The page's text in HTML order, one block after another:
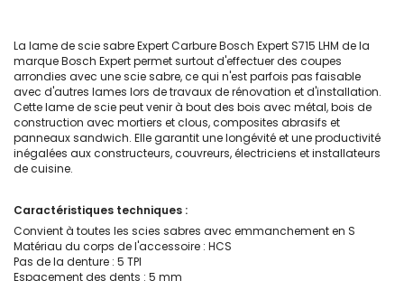
La lame de scie sabre Expert Carbure Bosch Expert S715 LHM de la
marque Bosch Expert permet surtout d'effectuer des coupes
arrondies avec une scie sabre, ce qui n'est parfois pas faisable
avec d'autres lames lors de travaux de rénovation et d'installation.
Cette lame de scie peut venir à bout des bois avec métal, bois de
construction avec mortiers et clous, composites abrasifs et
panneaux sandwich. Elle garantit une longévité et une productivité
inégalées aux constructeurs, couvreurs, électriciens et installateurs
de cuisine.
Caractéristiques techniques :
Convient à toutes les scies sabres avec emmanchement en S
Matériau du corps de l'accessoire : HCS
Pas de la denture : 5 TPI
Espacement des dents : 5 mm